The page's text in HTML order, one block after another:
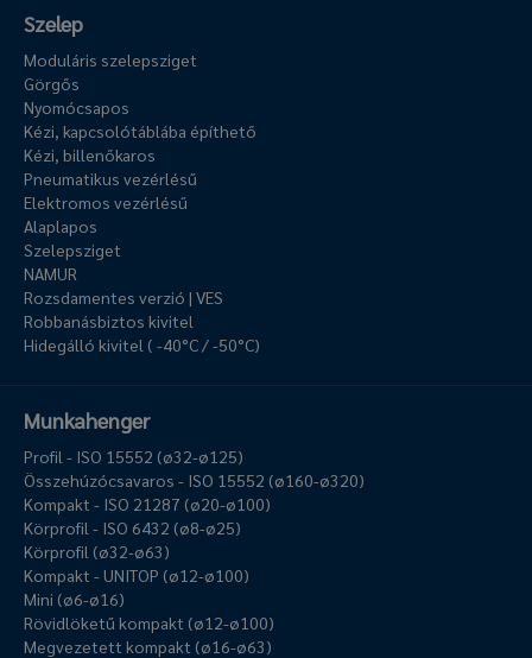
Szelep
Moduláris szelepsziget
Görgős
Nyomócsapos
Kézi, kapcsolótáblába építhető
Kézi, billenőkaros
Pneumatikus vezérlésű
Elektromos vezérlésű
Alaplapos
Szelepsziget
NAMUR
Rozsdamentes verzió | VES
Robbanásbiztos kivitel
Hidegálló kivitel ( -40°C / -50°C)
Munkahenger
Profil - ISO 15552 (ø32-ø125)
Összehúzócsavaros - ISO 15552 (ø160-ø320)
Kompakt - ISO 21287 (ø20-ø100)
Körprofil - ISO 6432 (ø8-ø25)
Körprofil (ø32-ø63)
Kompakt - UNITOP (ø12-ø100)
Mini (ø6-ø16)
Rövidlöketű kompakt (ø12-ø100)
Megvezetett kompakt (ø16-ø63)